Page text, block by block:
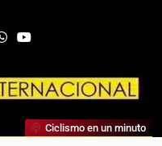
Entrevistas, Análisis,
Ciclismo en un minuto